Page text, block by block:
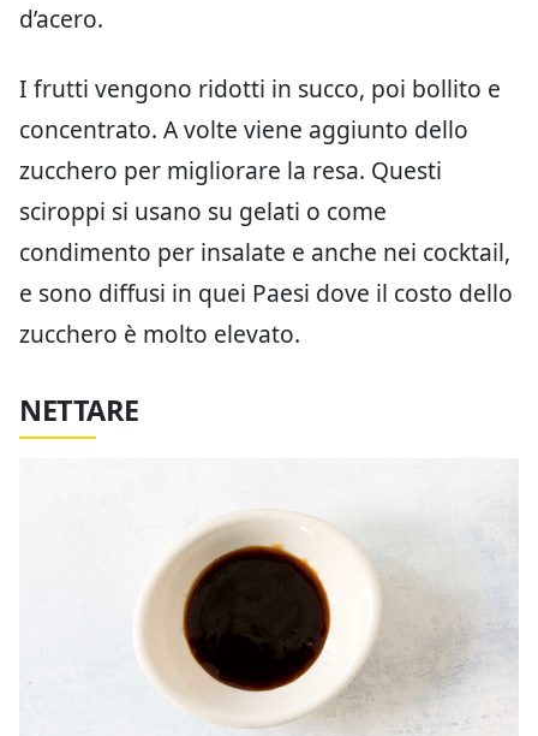
d’acero.
I frutti vengono ridotti in succo, poi bollito e
concentrato. A volte viene aggiunto dello
zucchero per migliorare la resa. Questi
sciroppi si usano su gelati o come
condimento per insalate e anche nei cocktail,
e sono diffusi in quei Paesi dove il costo dello
zucchero è molto elevato.
NETTARE